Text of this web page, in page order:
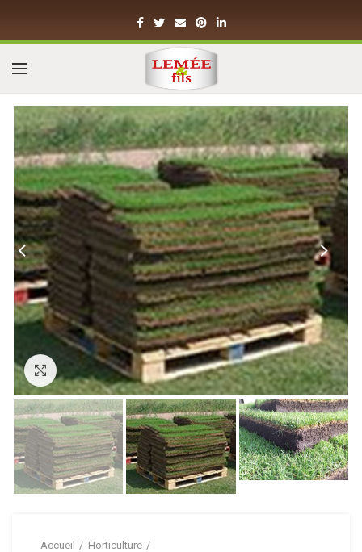
Click to enlarge
Accueil
Horticulture